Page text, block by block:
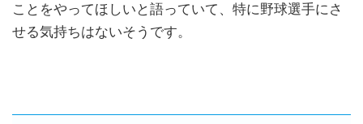
ことをやってほしいと語っていて、特に野球選手にさ
せる気持ちはないそうです。